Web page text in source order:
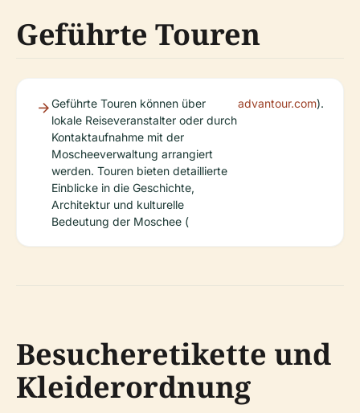
Geführte Touren
Geführte Touren können über
lokale Reiseveranstalter oder durch
Kontaktaufnahme mit der
Moscheeverwaltung arrangiert
werden. Touren bieten detaillierte
Einblicke in die Geschichte,
Architektur und kulturelle
Bedeutung der Moschee (
advantour.com).
Besucheretikette und
Kleiderordnung